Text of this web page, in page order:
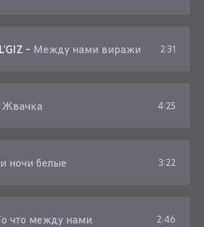
- Между нами виражи 2:31
Жвачка 4:25
ночи белые 3:22
что между нами 2:46